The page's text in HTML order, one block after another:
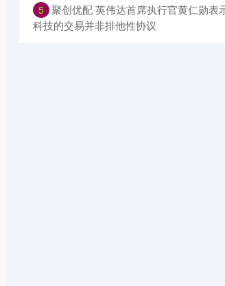
5 聚创优配 英伟达首席执行官黄仁勋表
科技的交易并非排他性协议